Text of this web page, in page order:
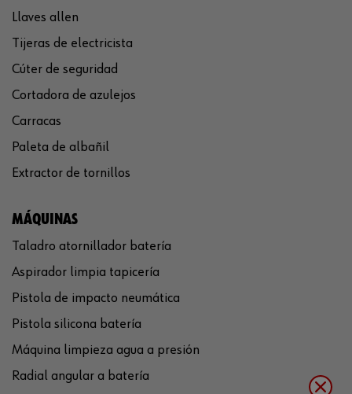
Llaves allen
Tijeras de electricista
Cúter de seguridad
Cortadora de azulejos
Carracas
Paleta de albañil
Extractor de tornillos
MÁQUINAS
Taladro atornillador batería
Aspirador limpia tapicería
Pistola de impacto neumática
Pistola silicona batería
Máquina limpieza agua a presión
Radial angular a batería